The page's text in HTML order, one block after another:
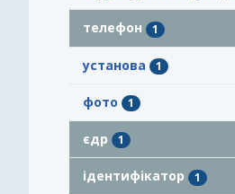
телефон 1
установа 1
фото 1
єдр 1
ідентифікатор 1